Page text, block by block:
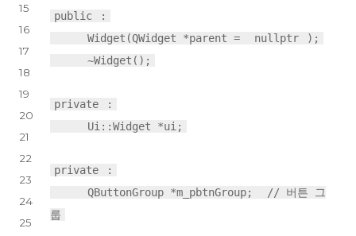
15
16
17
18
19
20
21
22
23
24
25
public
:
Widget(QWidget *parent =
nullptr
);
~Widget();
private
:
Ui::Widget *ui;
private
:
QButtonGroup *m_pbtnGroup;
// 버튼 그
룹